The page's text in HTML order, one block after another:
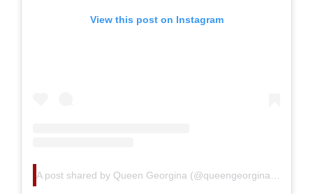
View this post on Instagram